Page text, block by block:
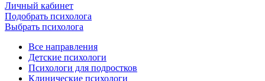
Личный кабинет
Подобрать психолога
Выбрать психолога
Все направления
Детские психологи
Психологи для подростков
Клинические психологи